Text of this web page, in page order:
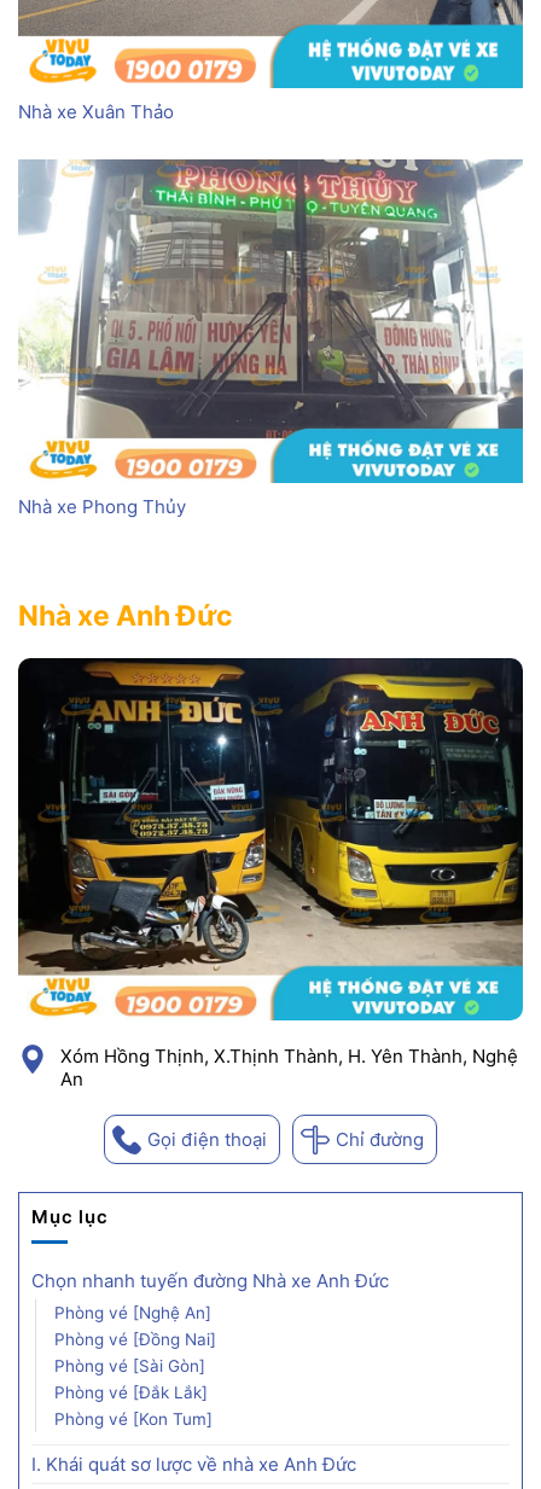
Nhà xe Anh Đức
Xóm Hồng Thịnh, X.Thịnh Thành, H. Yên Thành, Nghệ
An
Gọi điện thoại Chỉ đường
Mục lục
Chọn nhanh tuyến đường Nhà xe Anh Đức
Phòng vé [Nghệ An]
Phòng vé [Đồng Nai]
Phòng vé [Sài Gòn]
Phòng vé [Đắk Lắk]
Phòng vé [Kon Tum]
I. Khái quát sơ lược về nhà xe Anh Đức
Nhà xe Xuân Thảo
Nhà xe Phong Thủy